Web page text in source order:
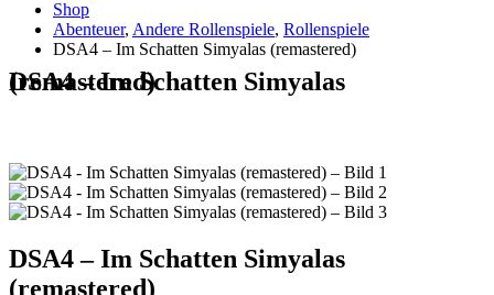
Shop
Abenteuer, Andere Rollenspiele, Rollenspiele
DSA4 – Im Schatten Simyalas (remastered)
DSA4 – Im Schatten Simyalas (remastered)
DSA4 – Im Schatten Simyalas
(remastered)